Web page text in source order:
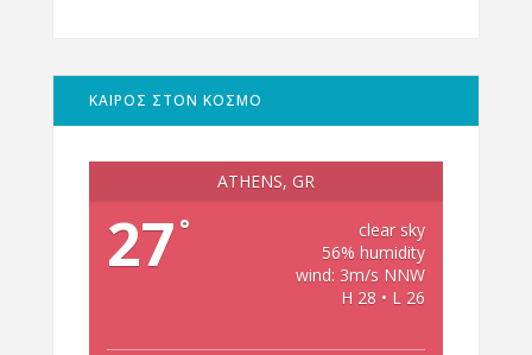
ΚΑΙΡΟΣ ΣΤΟΝ ΚΟΣΜΟ
ATHENS, GR
27 °
clear sky
56% humidity
wind: 3m/s NNW
H 28 • L 26